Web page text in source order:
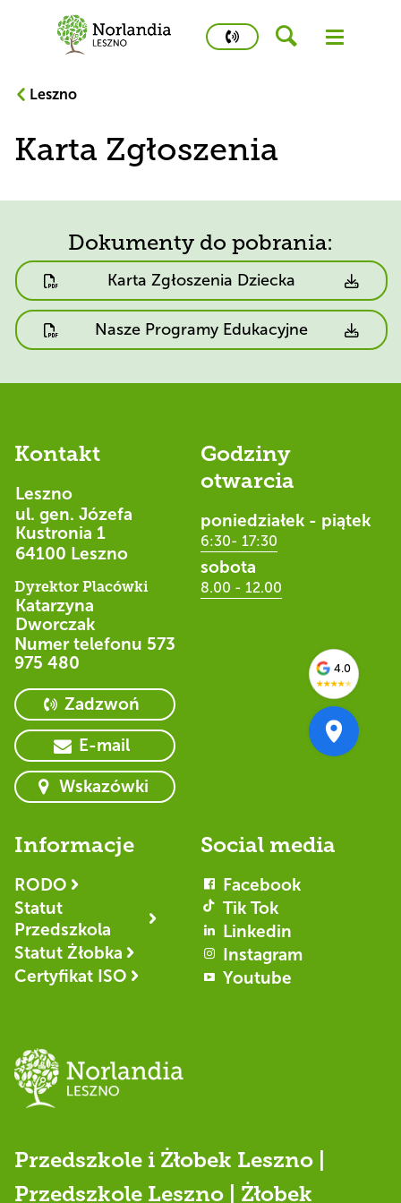
phone
Kidstime
Leszno
Karta Zgłoszenia
Dokumenty do pobrania:
Dokumenty
do
pobrania:
Karta Zgłoszenia Dziecka
Dokumenty
do
Nasze Programy Edukacyjne
Kontakt
Leszno
ul. gen. Józefa
Kustronia 1
64100 Leszno
Dyrektor Placówki
Katarzyna
Dworczak
Numer telefonu 573
975 480
Zadzwoń
E-mail
Wskazówki
Godziny
otwarcia
poniedziałek - piątek
6:30- 17:30
sobota
8.00 - 12.00
Informacje
RODO
Statut
Przedszkola
Statut Żłobka
Certyfikat ISO
Social media
Facebook
Tik Tok
Linkedin
Instagram
Youtube
Przedszkole i Żłobek Leszno |
Przedszkole Leszno | Żłobek
4.0
★★★★★